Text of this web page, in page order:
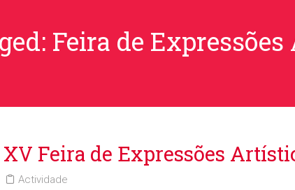
Feira de
Feira de Expressões
Actividade